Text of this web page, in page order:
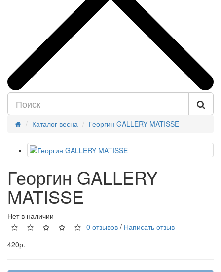
Каталог весна Георгин GALLERY MATISSE
Георгин GALLERY
MATISSE
Нет в наличии
0 отзывов / Написать отзыв
420р.